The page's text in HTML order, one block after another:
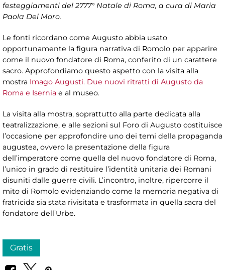
festeggiamenti del 2777° Natale di Roma, a cura di Maria
Paola Del Moro.
Le fonti ricordano come Augusto abbia usato
opportunamente la figura narrativa di Romolo per apparire
come il nuovo fondatore di Roma, conferito di un carattere
sacro. Approfondiamo questo aspetto con la visita alla
mostra Imago Augusti. Due nuovi ritratti di Augusto da
Roma e Isernia e al museo.
La visita alla mostra, soprattutto alla parte dedicata alla
teatralizzazione, e alle sezioni sul Foro di Augusto costituisce
l’occasione per approfondire uno dei temi della propaganda
augustea, ovvero la presentazione della figura
dell’imperatore come quella del nuovo fondatore di Roma,
l’unico in grado di restituire l’identità unitaria dei Romani
disuniti dalle guerre civili. L’incontro, inoltre, ripercorre il
mito di Romolo evidenziando come la memoria negativa di
fratricida sia stata rivisitata e trasformata in quella sacra del
fondatore dell’Urbe.
Gratis